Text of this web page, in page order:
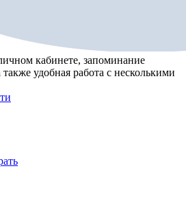
кабинете, запоминание
также удобная работа с несколькими